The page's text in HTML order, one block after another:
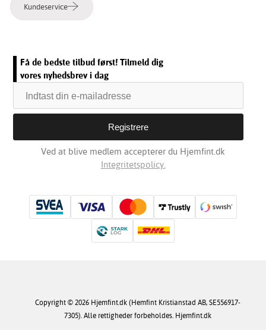
Kundeservice
Få de bedste tilbud først! Tilmeld dig
vores nyhedsbrev i dag
Ved at blive medlem accepterer du Hjemfint.dk
Integritetspolicy.
Copyright © 2026 Hjemfint.dk (Hemfint Kristianstad AB, SE556917-
7305). Alle rettigheder forbeholdes. Hjemfint.dk